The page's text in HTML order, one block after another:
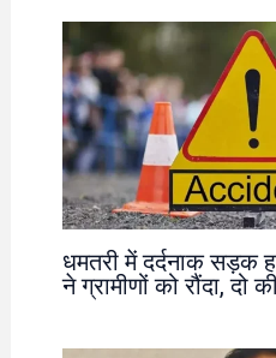
धमतरी में दर्दनाक सड़क
ने ग्रामीणों को रौंदा, दो